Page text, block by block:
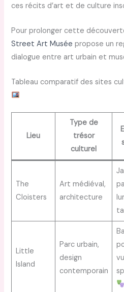
ces récits d’art et de culture
Pour prolonger cette
Street Art Musée propose un
dialogue entre art urbain et
Tableau comparatif des sites
Lieu
Type de
trésor
culturel
The
Cloisters
Art médiéval,
architecture
Little
Island
Parc urbain,
design
contemporain